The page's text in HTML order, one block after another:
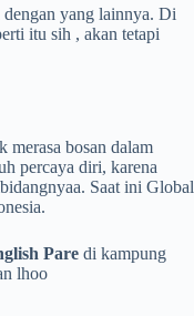
dengan yang lainnya. Di
itu sih , akan tetapi
merasa bosan dalam
percaya diri, karena
Saat ini Global
Pare di kampung
lhoo